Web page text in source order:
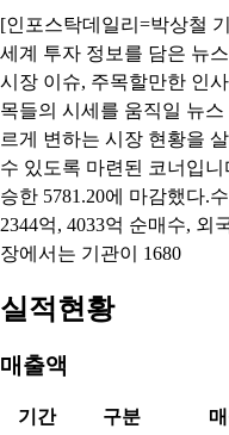
[인포스탁데일리=박상철
세계 투자 정보를 담은 뉴
시장 이슈, 주목할만한 인
목들의 시세를 움직일 뉴
르게 변하는 시장 현황을
수 있도록 마련된 코너입
승한 5781.20에 마감했다.
2344억, 4033억 순매수, 외
장에서는 기관이 1680
실적현황
매출액
기간 구분